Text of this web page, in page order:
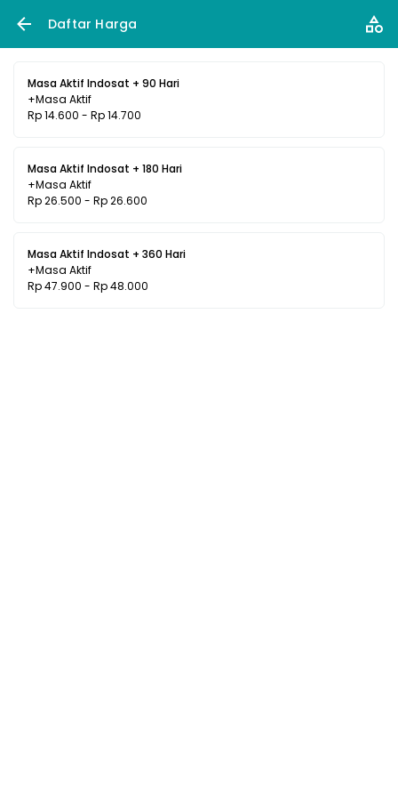
Daftar Harga
Masa Aktif Indosat + 90 Hari
+Masa Aktif
Rp 14.600 - Rp 14.700
Masa Aktif Indosat + 180 Hari
+Masa Aktif
Rp 26.500 - Rp 26.600
Masa Aktif Indosat + 360 Hari
+Masa Aktif
Rp 47.900 - Rp 48.000